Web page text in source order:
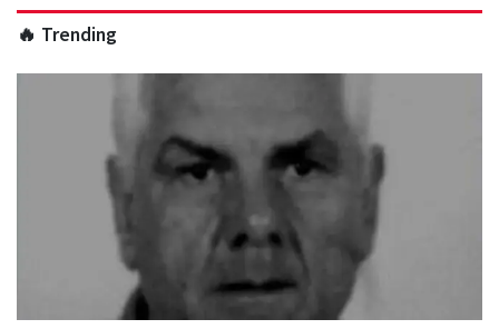
🔥 Trending